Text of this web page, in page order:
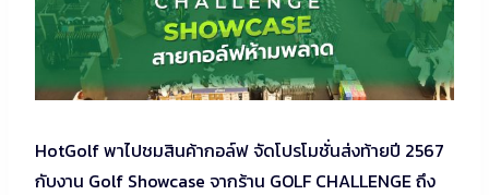
HotGolf พาไปชมสินค้ากอล์ฟ จัดโปรโมชั่นส่งท้ายปี 2567
กับงาน Golf Showcase จากร้าน GOLF CHALLENGE ถึง